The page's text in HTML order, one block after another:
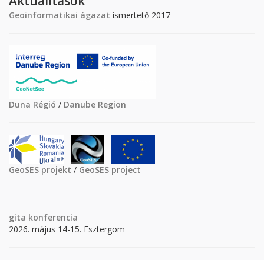
Geoinformatikai ágazat ismertető 2017
Duna Régió / Danube Region
GeoSES projekt / GeoSES project
gita konferencia
2026. május 14-15. Esztergom